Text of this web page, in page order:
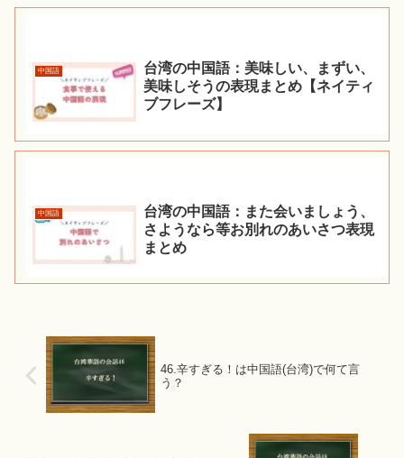
中国語
台湾の中国語：美味しい、まずい、
美味しそうの表現まとめ【ネイティ
ブフレーズ】
中国語
台湾の中国語：また会いましょう、
さようなら等お別れのあいさつ表現
まとめ
46.辛すぎる！は中国語(台湾)で何て言
う？